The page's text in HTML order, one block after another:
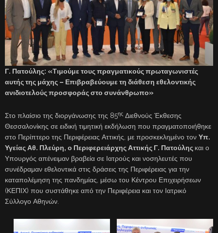
Γ. Πατούλης: «Τιμούμε τους πραγματικούς πρωταγωνιστές
αυτής της μάχης – Επιβραβεύουμε τη διάθεση εθελοντικής
ανιδιοτελούς προσφοράς στο συνάνθρωπο»
Στο πλαίσιο της διοργάνωσης της 85ης Διεθνούς Έκθεσης
Θεσσαλονίκης σε ειδική τιμητική εκδήλωση που πραγματοποιήθηκε
στο Περίπτερο της Περιφέρειας Αττικής, με προσκεκλημένο τον Υπ.
Υγείας Αθ. Πλεύρη, ο Περιφερειάρχης Αττικής Γ. Πατούλης και ο
Υπουργός απένειμαν βραβεία σε Ιατρούς και νοσηλευτές που
συνέδραμαν εθελοντικά στις δράσεις της Περιφέρειας για την
καταπολέμηση της πανδημίας, μέσω του Κέντρου Επιχειρήσεων
(ΚΕΠΙΧ) που συστάθηκε από την Περιφέρεια και τον Ιατρικό
Σύλλογο Αθηνών.